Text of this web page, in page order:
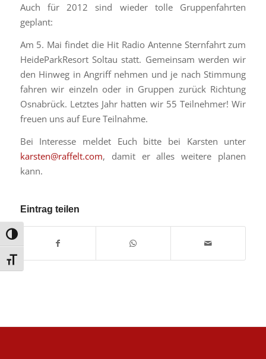
Umschalten auf hohe Kontraste
Schrift vergrößern
Auch für 2012 sind wieder tolle Gruppenfahrten
geplant:
Am 5. Mai findet die Hit Radio Antenne Sternfahrt zum
HeideParkResort Soltau statt. Gemeinsam werden wir
den Hinweg in Angriff nehmen und je nach Stimmung
fahren wir einzeln oder in Gruppen zurück Richtung
Osnabrück. Letztes Jahr hatten wir 55 Teilnehmer! Wir
freuen uns auf Eure Teilnahme.
Bei Interesse meldet Euch bitte bei Karsten unter
karsten@raffelt.com, damit er alles weitere planen
kann.
Eintrag teilen